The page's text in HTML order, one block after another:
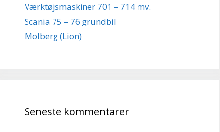
Værktøjsmaskiner 701 – 714 mv.
Scania 75 – 76 grundbil
Molberg (Lion)
Seneste kommentarer